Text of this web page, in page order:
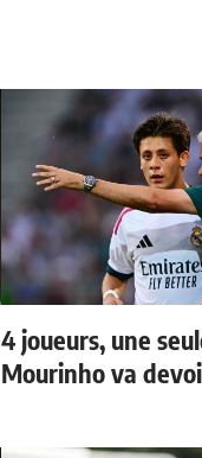
4 joueurs, une
Mourinho va